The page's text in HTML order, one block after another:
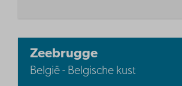
Zeebrugge
België - Belgische kust